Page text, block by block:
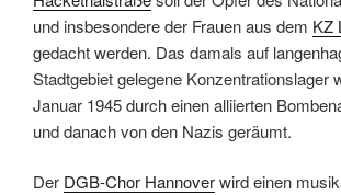
und insbesondere der Frauen aus dem KZ
gedacht werden. Das damals auf
Stadtgebiet gelegene Konzentrationslager
Januar 1945 durch einen alliierten
und danach von den Nazis geräumt.
Der DGB-Chor Hannoverwird einen